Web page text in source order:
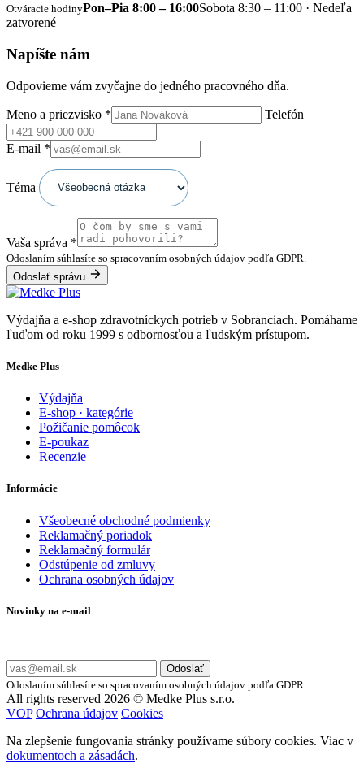
Otváracie hodinyPon–Pia 8:00 – 16:00Sobota 8:30 – 11:00 · Nedeľa
zatvorené
Napíšte nám
Odpovieme vám zvyčajne do jedného pracovného dňa.
Meno a priezvisko * Telefón
E-mail *
Téma
Vaša správa *
Odoslaním súhlasíte so spracovaním osobných údajov podľa GDPR.
Odoslať správu
Výdajňa a e-shop zdravotníckych potrieb v Sobranciach. Pomáhame
ľuďom od roku 1999 s odbornosťou a ľudským prístupom.
Medke Plus
Výdajňa
E-shop · kategórie
Požičanie pomôcok
E-poukaz
Recenzie
Informácie
Všeobecné obchodné podmienky
Reklamačný poriadok
Reklamačný formulár
Odstúpenie od zmluvy
Ochrana osobných údajov
Novinky na e-mail
Odoslať
Odoslaním súhlasíte so spracovaním osobných údajov podľa GDPR.
All rights reserved 2026 © Medke Plus s.r.o.
VOP Ochrana údajov Cookies
Na zlepšenie fungovania stránky používame súbory cookies. Viac v
dokumentoch a zásadách.